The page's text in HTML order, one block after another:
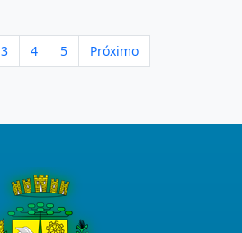
3 4 5 Próximo